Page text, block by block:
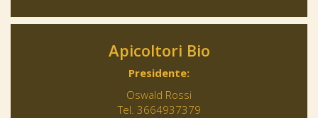
Apicoltori Bio
Presidente:
Oswald Rossi
Tel. 3664937379